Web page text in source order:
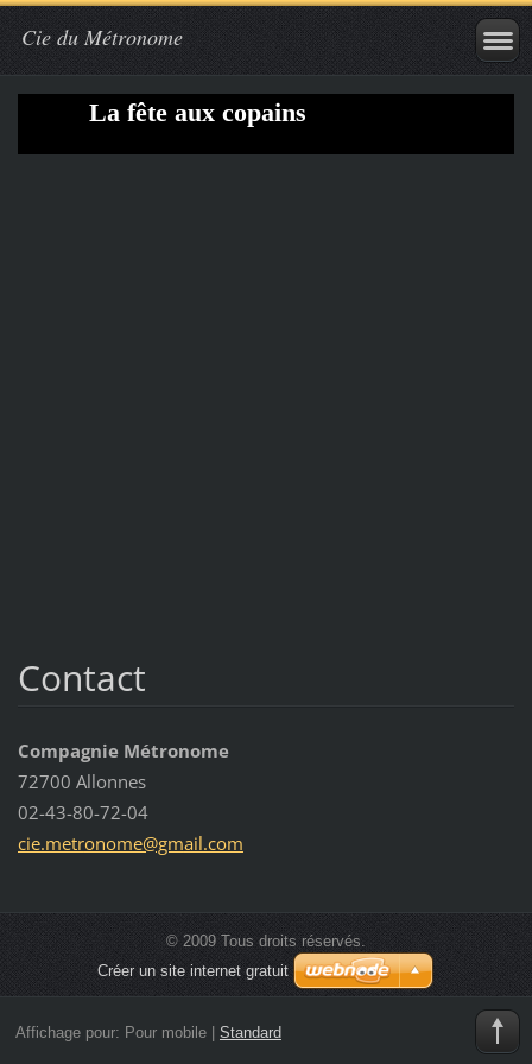
Cie du Métronome
La fête aux copains
Contact
Compagnie Métronome
72700 Allonnes
02-43-80-72-04
cie.metronome@gmail.com
© 2009 Tous droits réservés.
Créer un site internet gratuit
Affichage pour: Pour mobile| Standard